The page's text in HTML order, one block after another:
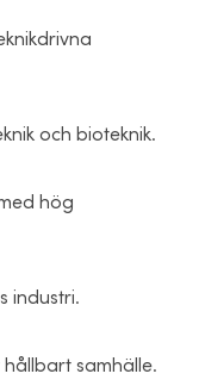
och bioteknik.
hög
industri.
samhälle.